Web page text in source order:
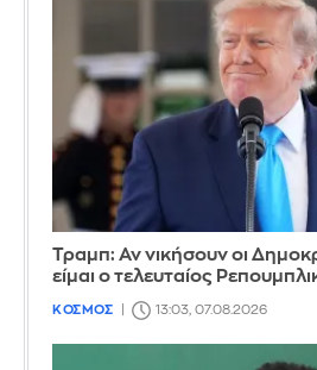
Τραμπ: Αν νικήσουν οι
είμαι ο τελευταίος
ΚΟΣΜΟΣ 13:03, 07.08.2026